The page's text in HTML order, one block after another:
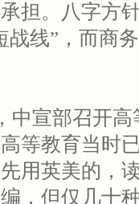
担。八字方
战线”，而商
中宣部召开高
等教育当时
用英美的，
，但仅几十